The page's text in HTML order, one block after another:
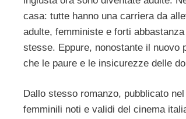
casa: tutte hanno una carriera da
adulte, femministe e forti
stesse. Eppure, nonostante il nuovo
che le paure e le insicurezze delle
Dallo stesso romanzo, pubblicato nel
femminili noti e validi del cinema